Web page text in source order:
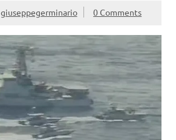
giuseppegerminario 0 Comments